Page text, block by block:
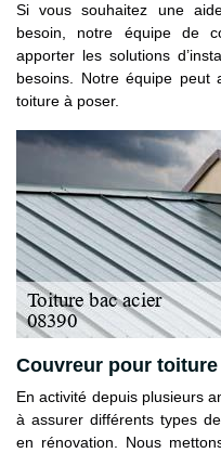
Si vous souhaitez une
besoin, notre équipe de
apporter les solutions
besoins. Notre équipe
toiture à poser.
Couvreur pour toiture
En activité depuis plusieurs
à assurer différents types
en rénovation. Nous